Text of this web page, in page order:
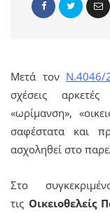
Μετά τον Ν.4046/
σχέσεις
«ωρίμανση»,
σαφέστατα και
ασχοληθεί στο
Στο
τις Οικειοθελείς